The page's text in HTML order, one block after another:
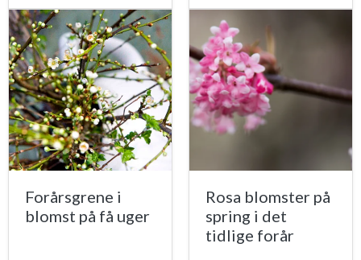
Forårsgrene i
blomst på få uger
Rosa blomster på
spring i det
tidlige forår